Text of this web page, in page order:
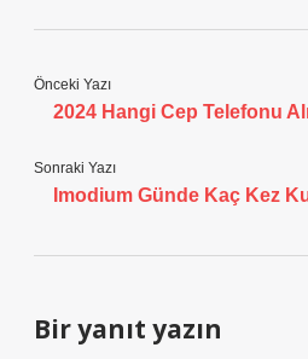
Önceki Yazı
2024 Hangi Cep Telefonu
Sonraki Yazı
Imodium Günde Kaç Kez
Bir yanıt yazın